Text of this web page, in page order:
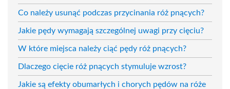
Co należy usunąć podczas przycinania róż pnących?
Jakie pędy wymagają szczególnej uwagi przy cięciu?
W które miejsca należy ciąć pędy róż pnących?
Dlaczego cięcie róż pnących stymuluje wzrost?
Jakie są efekty obumarłych i chorych pędów na róże